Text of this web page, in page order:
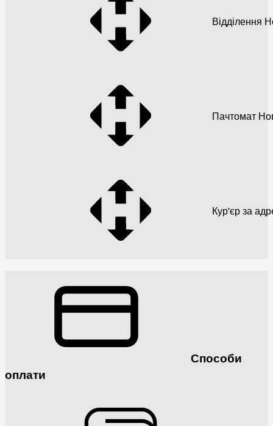
Відділення
Пачтомат
Кур'єр за
Способи
оплати